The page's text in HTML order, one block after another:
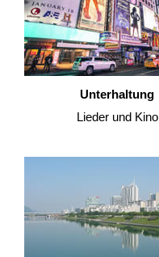
Unterhaltung
Lieder und Kino